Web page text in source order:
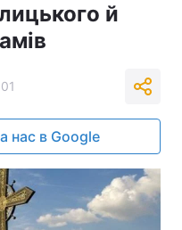
й
нас в Google